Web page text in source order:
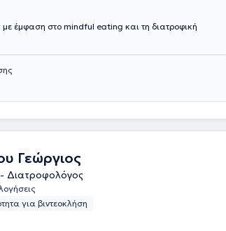
έμφαση στο mindful eating και τη διατροφική
Γεώργιος
- Διατροφολόγος
για βιντεοκλήση